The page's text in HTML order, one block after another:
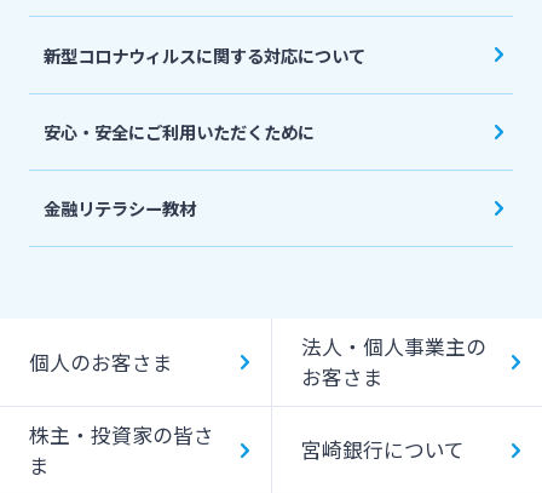
新型コロナウィルスに関する対応について
安心・安全にご利用いただくために
金融リテラシー教材
個人のお客さま
法人・個人事業主の
お客さま
株主・投資家の皆さ
ま
宮崎銀行について